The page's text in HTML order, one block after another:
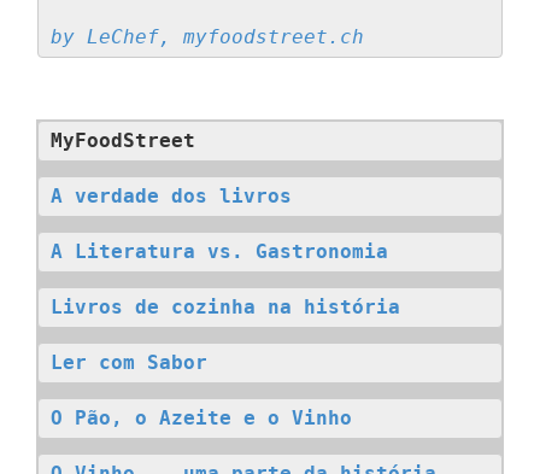
by LeChef, myfoodstreet.ch
MyFoodStreet
A verdade dos livros
A Literatura vs. Gastronomia
Livros de cozinha na história
Ler com Sabor
O Pão, o Azeite e o Vinho